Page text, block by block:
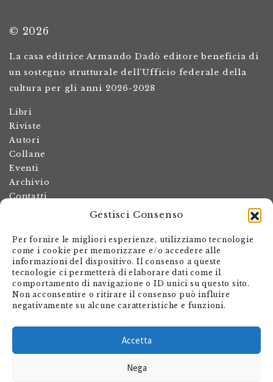
Gestisci Consenso
Per fornire le migliori esperienze, utilizziamo tecnologie
come i cookie per memorizzare e/o accedere alle
informazioni del dispositivo. Il consenso a queste
tecnologie ci permetterà di elaborare dati come il
comportamento di navigazione o ID unici su questo sito.
Non acconsentire o ritirare il consenso può influire
negativamente su alcune caratteristiche e funzioni.
Accetta
Nega
© 2026
La casa editrice Armando Dadò editore beneficia di
un sostegno strutturale dell’Ufficio federale della
cultura per gli anni 2026-2028
Libri
Riviste
Autori
Collane
Eventi
Archivio
Contatti
Termini e condizioni
Spese di spedizione
Politica dei resi
Informativa sulla privacy
Il mio account
Carrello
Via Giovanni Antonio Orelli 29
Casella postale 563